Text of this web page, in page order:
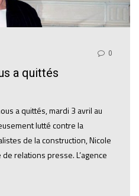
0
a quittés
a quittés, mardi 3 avril au
lutté contre la
de la construction, Nicole
relations presse. L’agence